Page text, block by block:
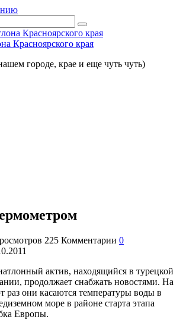
Красноярского края
городе, крае и еще чуть чуть)
225 Комментарии 0
актив, находящийся в турецкой
продолжает снабжать новостями. На
раз они касаются температуры воды в
море в районе старта этапа
Европы.